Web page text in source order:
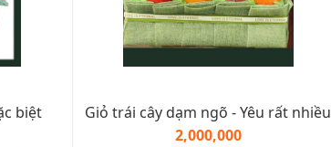
biệt
Giỏ trái cây dạm ngõ - Yêu rất nhiều
2,000,000